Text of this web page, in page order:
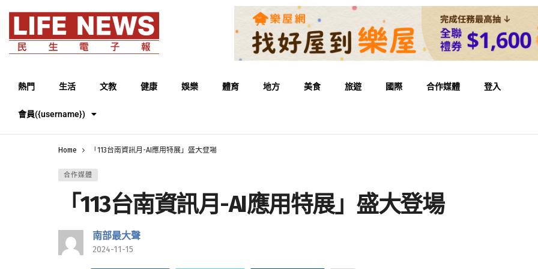
熱門 生活 文教 健康 娛樂 體育 地方 美食 旅遊 國際 合作媒體 登入
會員({username})
Home 「113台南資訊月-AI應用特展」盛大登場
合作媒體
「113台南資訊月-AI應用特展」盛大登場
南部最大聲
2024-11-15